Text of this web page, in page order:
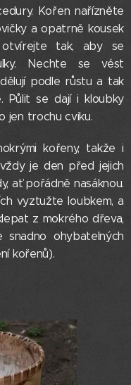
Kořen nařízněte
a opatrně kousek
tak, aby se
Nechte se vést
podle růstu a tak
Půlit se dají i kloubky
jen trochu cviku.
kořeny, takže i
je den před jejich
ať pořádně nasáknou.
vyztužte loubkem, a
z mokrého dřeva,
ohybatelných
kořenů).